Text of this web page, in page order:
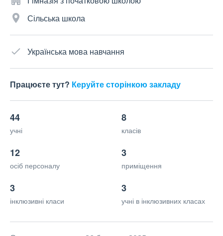
Сільська школа
Українська мова навчання
Працюєте тут? Керуйте сторінкою закладу
44
учні
8
класів
12
осіб персоналу
3
приміщення
3
інклюзивні класи
3
учні в інклюзивних класах